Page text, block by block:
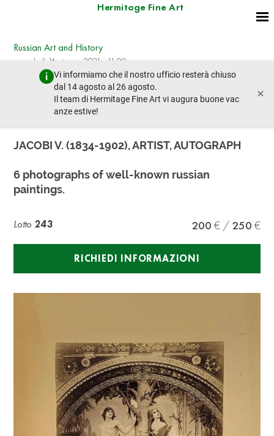
Hermitage Fine Art
Vi informiamo che il nostro ufficio resterà chiuso
dal 14 agosto al 26 agosto.
Il team di Hermitage Fine Art vi augura buone vac
anze estive!
×
Russian Art and History
mercoledì 16 giugno 2021 - 11:00
lotto precedente lotto prossimo
LAZOVSKY G., PHOTOGRAPHER, AUTOGRAPH
JACOBI V. (1834-1902), ARTIST, AUTOGRAPH
6 photographs of well-known russian
paintings.
Lotto 243 200 250
RICHIEDI INFORMAZIONI